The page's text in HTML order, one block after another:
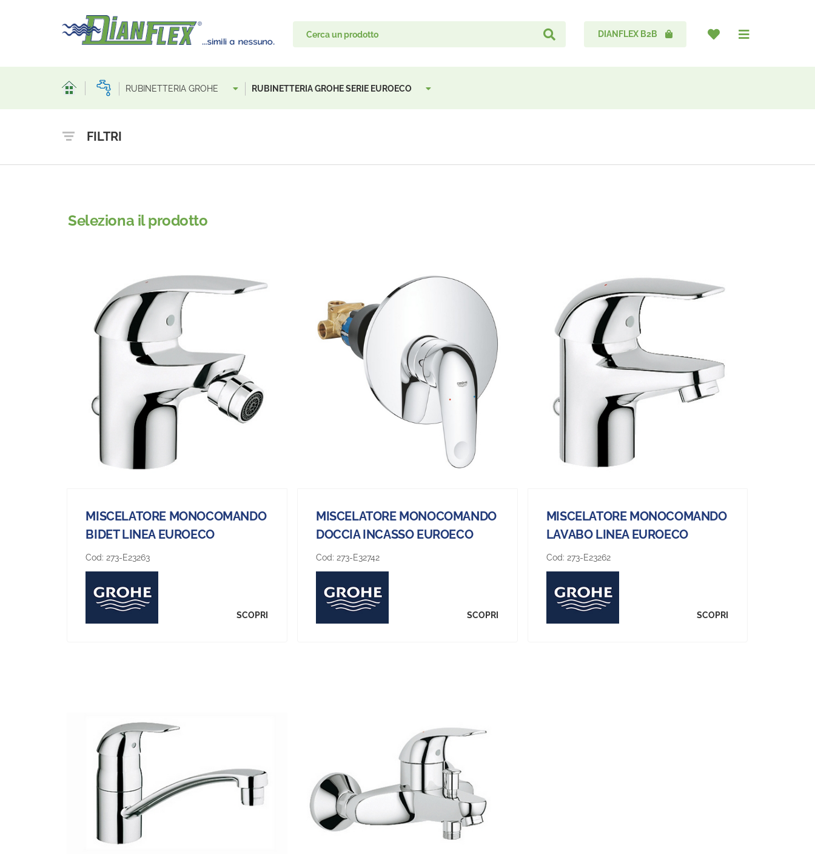
DIANFLEX B2B
RUBINETTERIA GROHE RUBINETTERIA GROHE SERIE EUROECO
FILTRI
Seleziona il prodotto
MISCELATORE MONOCOMANDO
BIDET LINEA EUROECO
Cod: 273-E23263
SCOPRI
MISCELATORE MONOCOMANDO
DOCCIA INCASSO EUROECO
Cod: 273-E32742
SCOPRI
MISCELATORE MONOCOMANDO
LAVABO LINEA EUROECO
Cod: 273-E23262
SCOPRI